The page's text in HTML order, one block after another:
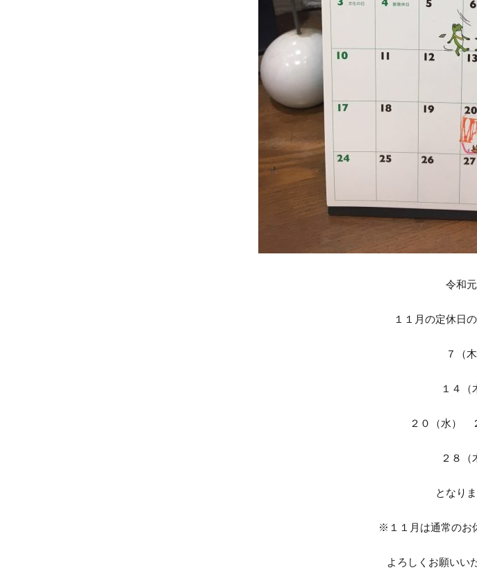
令和
１１月の定休日
７（木
１４（
２０（水）
２８（
となりま
※１１月は通常のお
よろしくお願いい